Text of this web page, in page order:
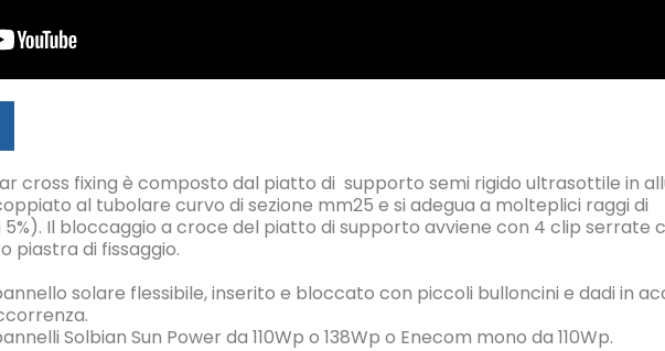
cross fixing è composto dal piatto di supporto semi rigido ultrasottile in
al tubolare curvo di sezione mm25 e si adegua a molteplici raggi di
Il bloccaggio a croce del piatto di supporto avviene con 4 clip serrate
piastra di fissaggio.
solare flessibile, inserito e bloccato con piccoli bulloncini e dadi in
Solbian Sun Power da 110Wp o 138Wp o Enecom mono da 110Wp.